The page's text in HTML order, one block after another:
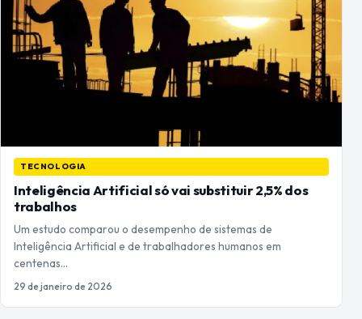
TECNOLOGIA
Inteligência Artificial só vai substituir 2,5% dos
trabalhos
Um estudo comparou o desempenho de sistemas de
Inteligência Artificial e de trabalhadores humanos em
centenas…
29 de janeiro de 2026